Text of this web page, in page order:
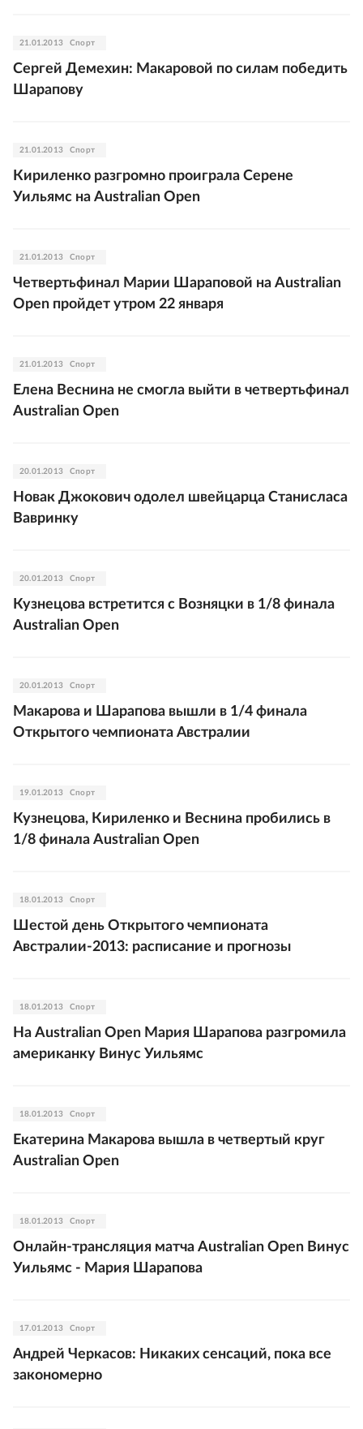
21.01.2013 Спорт
Сергей Демехин: Макаровой по силам победить
Шарапову
21.01.2013 Спорт
Кириленко разгромно проиграла Серене
Уильямс на Australian Open
21.01.2013 Спорт
Четвертьфинал Марии Шараповой на Australian
Open пройдет утром 22 января
21.01.2013 Спорт
Елена Веснина не смогла выйти в четвертьфинал
Australian Open
20.01.2013 Спорт
Новак Джокович одолел швейцарца Станисласа
Вавринку
20.01.2013 Спорт
Кузнецова встретится с Возняцки в 1/8 финала
Australian Open
20.01.2013 Спорт
Макарова и Шарапова вышли в 1/4 финала
Открытого чемпионата Австралии
19.01.2013 Спорт
Кузнецова, Кириленко и Веснина пробились в
1/8 финала Australian Open
18.01.2013 Спорт
Шестой день Открытого чемпионата
Австралии-2013: расписание и прогнозы
18.01.2013 Спорт
На Australian Open Мария Шарапова разгромила
американку Винус Уильямс
18.01.2013 Спорт
Екатерина Макарова вышла в четвертый круг
Australian Open
18.01.2013 Спорт
Онлайн-трансляция матча Australian Open Винус
Уильямс - Мария Шарапова
17.01.2013 Спорт
Андрей Черкасов: Никаких сенсаций, пока все
закономерно